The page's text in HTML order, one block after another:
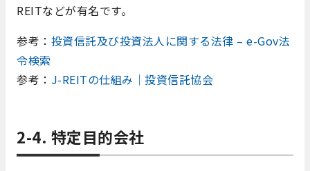
REITなどが有名です。
参考： 投資信託及び投資法人に関する法律 – e-Gov法
令検索
参考： J-REITの仕組み｜投資信託協会
2-4. 特定目的会社